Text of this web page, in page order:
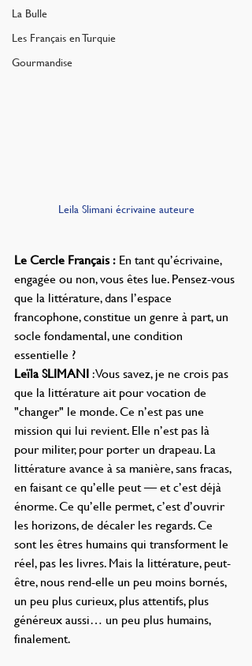
La Bulle
Les Français en Turquie
Gourmandise
Leila Slimani écrivaine auteure
Le Cercle Français : En tant qu’écrivaine,
engagée ou non, vous êtes lue. Pensez-vous
que la littérature, dans l’espace
francophone, constitue un genre à part, un
socle fondamental, une condition
essentielle ?
Leïla SLIMANI : Vous savez, je ne crois pas
que la littérature ait pour vocation de
"changer" le monde. Ce n’est pas une
mission qui lui revient. Elle n’est pas là
pour militer, pour porter un drapeau. La
littérature avance à sa manière, sans fracas,
en faisant ce qu’elle peut — et c’est déjà
énorme. Ce qu’elle permet, c’est d’ouvrir
les horizons, de décaler les regards. Ce
sont les êtres humains qui transforment le
réel, pas les livres. Mais la littérature, peut-
être, nous rend-elle un peu moins bornés,
un peu plus curieux, plus attentifs, plus
généreux aussi… un peu plus humains,
finalement.